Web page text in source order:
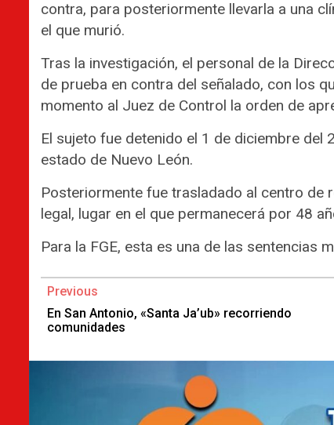
contra, para posteriormente llevarla a una
el que murió.
Tras la investigación, el personal de la
de prueba en contra del señalado, con los
momento al Juez de Control la orden de
El sujeto fue detenido el 1 de diciembre del
estado de Nuevo León.
Posteriormente fue trasladado al centro de
legal, lugar en el que permanecerá por 48
Para la FGE, esta es una de las sentencias
Continue
Reading
Previous
En San Antonio, «Santa Ja’ub» recorriendo
comunidades